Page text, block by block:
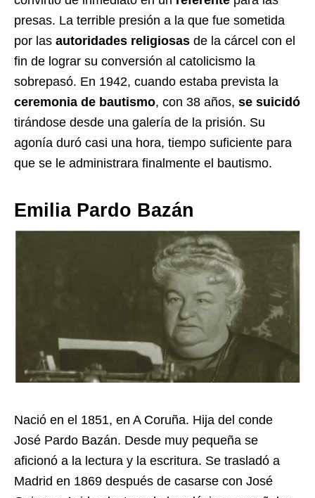
presas. La terrible presión a la que fue sometida
por las autoridades religiosas de la cárcel con el
fin de lograr su conversión al catolicismo la
sobrepasó. En 1942, cuando estaba prevista la
ceremonia de bautismo, con 38 años, se suicidó
tirándose desde una galería de la prisión. Su
agonía duró casi una hora, tiempo suficiente para
que se le administrara finalmente el bautismo.
Emilia Pardo Bazán
Nació en el 1851, en A Coruña. Hija del conde
José Pardo Bazán. Desde muy pequeña se
aficionó a la lectura y la escritura. Se trasladó a
Madrid en 1869 después de casarse con José